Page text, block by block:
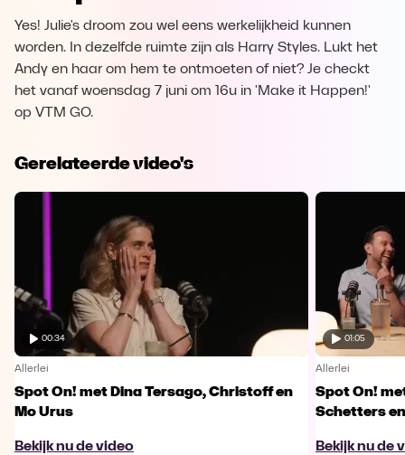
Yes! Julie's droom zou wel eens werkelijkheid kunnen
worden. In dezelfde ruimte zijn als Harry Styles. Lukt het
Andy en haar om hem te ontmoeten of niet? Je checkt
het vanaf woensdag 7 juni om 16u in 'Make it Happen!'
op VTM GO.
Gerelateerde video's
00:34
Allerlei
Spot On! met Dina Tersago, Christoff en
Mo Urus
Bekijk nu de video
01:05
Allerlei
Spot On!
Schetters
Bekijk nu de